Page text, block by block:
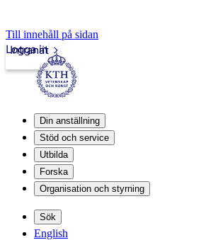
Till innehåll på sidan
Intranät
Logga in
Din anställning
Stöd och service
Utbilda
Forska
Organisation och styrning
Sök
English